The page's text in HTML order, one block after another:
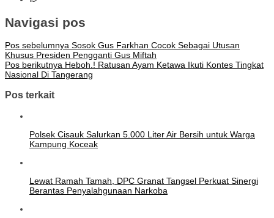
Navigasi pos
Pos sebelumnya Sosok Gus Farkhan Cocok Sebagai Utusan
Khusus Presiden Pengganti Gus Miftah
Pos berikutnya Heboh.! Ratusan Ayam Ketawa Ikuti Kontes Tingkat
Nasional Di Tangerang
Pos terkait
Polsek Cisauk Salurkan 5.000 Liter Air Bersih untuk Warga
Kampung Koceak
Lewat Ramah Tamah, DPC Granat Tangsel Perkuat Sinergi
Berantas Penyalahgunaan Narkoba